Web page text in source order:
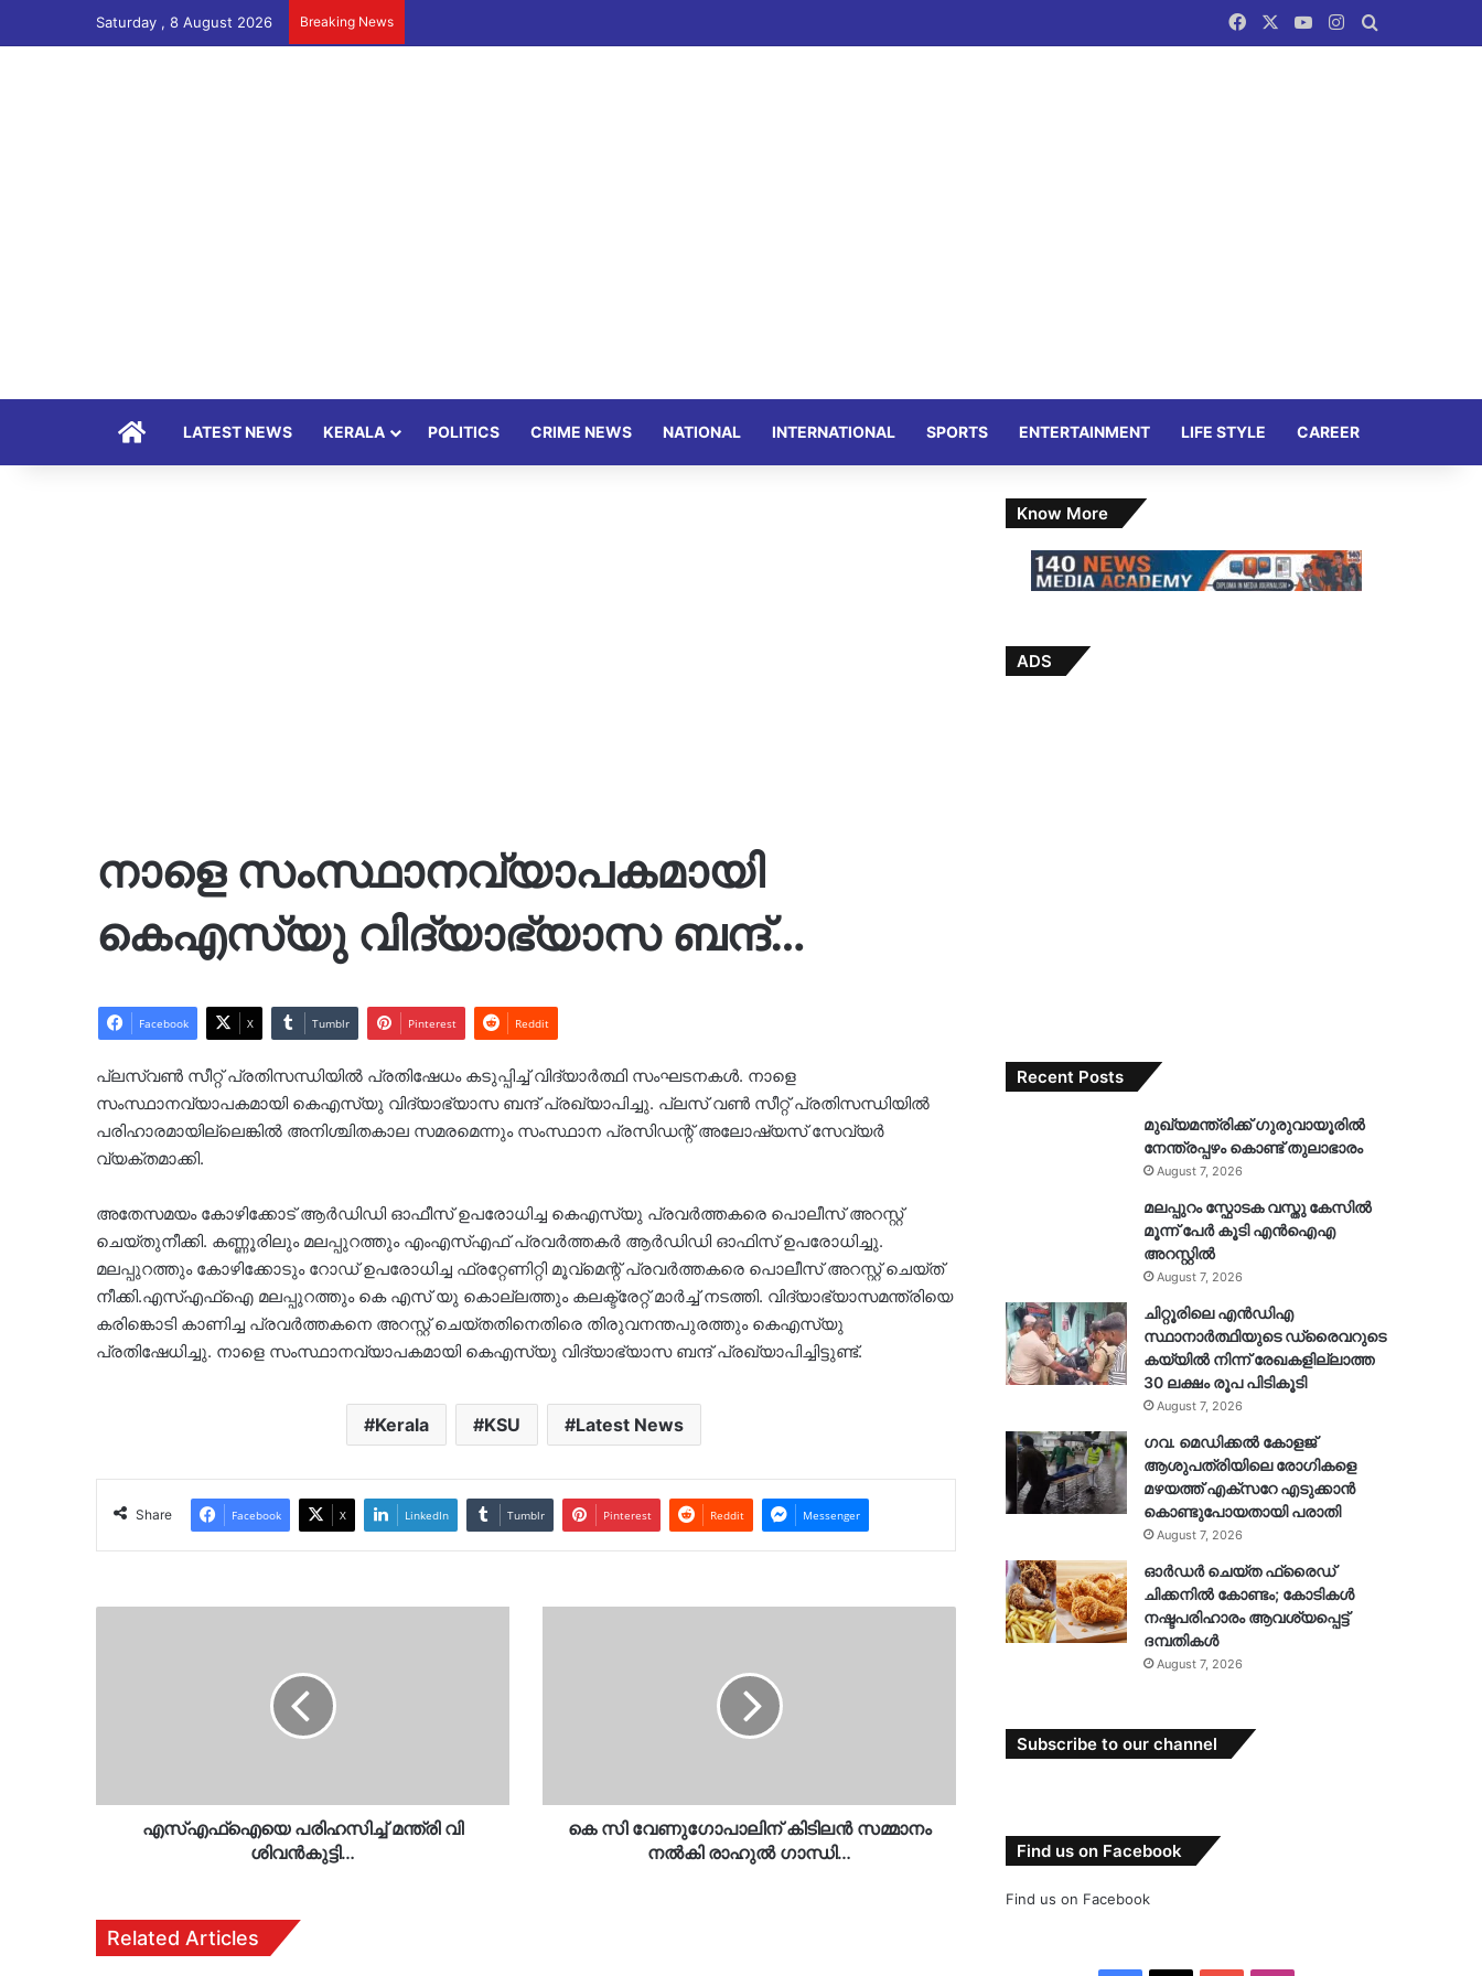
Saturday , 8 August 2026 Breaking News FacebookYouTubeInstagram
HomeLATEST NEWS KERALA POLITICS CRIME NEWS NATIONAL INTERNATIONAL SPORTS ENTERTAINMENT LIFE STYLE CAREER
നാളെ സംസ്ഥാനവ്യാപകമായി
കെഎസ്‌യു വിദ്യാഭ്യാസ ബന്ദ്…
Facebook X Tumblr Pinterest Reddit
പ്ലസ്‍വൺ സീറ്റ് പ്രതിസന്ധിയിൽ പ്രതിഷേധം കടുപ്പിച്ച് വിദ്യാർത്ഥി സംഘടനകൾ. നാളെ
സംസ്ഥാനവ്യാപകമായി കെഎസ്‌യു വിദ്യാഭ്യാസ ബന്ദ് പ്രഖ്യാപിച്ചു. പ്ലസ് വൺ സീറ്റ് പ്രതിസന്ധിയിൽ
പരിഹാരമായില്ലെങ്കിൽ അനിശ്ചിതകാല സമരമെന്നും സംസ്ഥാന പ്രസിഡന്റ് അലോഷ്യസ് സേവ്യർ
വ്യക്തമാക്കി.
അതേസമയം കോഴിക്കോട് ആർഡിഡി ഓഫീസ് ഉപരോധിച്ച കെഎസ്‍യു പ്രവർത്തകരെ പൊലീസ് അറസ്റ്റ്
ചെയ്തുനീക്കി. കണ്ണൂരിലും മലപ്പുറത്തും എംഎസ്എഫ് പ്രവർത്തകർ ആർഡിഡി ഓഫിസ് ഉപരോധിച്ചു.
മലപ്പുറത്തും കോഴിക്കോടും റോഡ് ഉപരോധിച്ച ഫ്രറ്റേണിറ്റി മൂവ്മെന്റ് പ്രവർത്തകരെ പൊലീസ് അറസ്റ്റ് ചെയ്ത്
നീക്കി.എസ്എഫ്ഐ മലപ്പുറത്തും കെ എസ് യു കൊല്ലത്തും കലക്ട്രേറ്റ് മാർച്ച് നടത്തി. വിദ്യാഭ്യാസമന്ത്രിയെ
കരിങ്കൊടി കാണിച്ച പ്രവർത്തകനെ അറസ്റ്റ് ചെയ്തതിനെതിരെ തിരുവനന്തപുരത്തും കെഎസ്‌യു
പ്രതിഷേധിച്ചു. നാളെ സംസ്ഥാനവ്യാപകമായി കെഎസ്‌യു വിദ്യാഭ്യാസ ബന്ദ് പ്രഖ്യാപിച്ചിട്ടുണ്ട്.
Kerala KSU Latest News
Share Facebook X LinkedIn Tumblr Pinterest Reddit Messenger
എസ്എഫ്‌ഐയെ പരിഹസിച്ച് മന്ത്രി വി
ശിവന്‍കുട്ടി…
കെ സി വേണുഗോപാലിന് കിടിലൻ സമ്മാനം
നൽകി രാഹുൽ ഗാന്ധി…
Related Articles
Know More
ADS
Recent Posts
മുഖ്യമന്ത്രിക്ക് ഗുരുവായൂരിൽ
നേന്ത്രപ്പഴം കൊണ്ട് തുലാഭാരം
August 7, 2026
മലപ്പുറം സ്ഫോടക വസ്തു കേസിൽ
മൂന്ന് പേർ കൂടി എൻഐഎ
അറസ്റ്റിൽ
August 7, 2026
ചിറ്റൂരിലെ എൻഡിഎ
സ്ഥാനാർത്ഥിയുടെ ഡ്രൈവറുടെ
കയ്യിൽ നിന്ന് രേഖകളില്ലാത്ത
30 ലക്ഷം രൂപ പിടികൂടി
August 7, 2026
ഗവ. മെഡിക്കൽ കോളജ്
ആശുപത്രിയിലെ രോഗികളെ
മഴയത്ത് എക്സറേ എടുക്കാൻ
കൊണ്ടുപോയതായി പരാതി
August 7, 2026
ഓർഡർ ചെയ്ത ഫ്രൈഡ്
ചിക്കനിൽ കോണ്ടം; കോടികൾ
നഷ്ടപരിഹാരം ആവശ്യപ്പെട്ട്
ദമ്പതികൾ
August 7, 2026
Subscribe to our channel
Find us on Facebook
Find us on Facebook